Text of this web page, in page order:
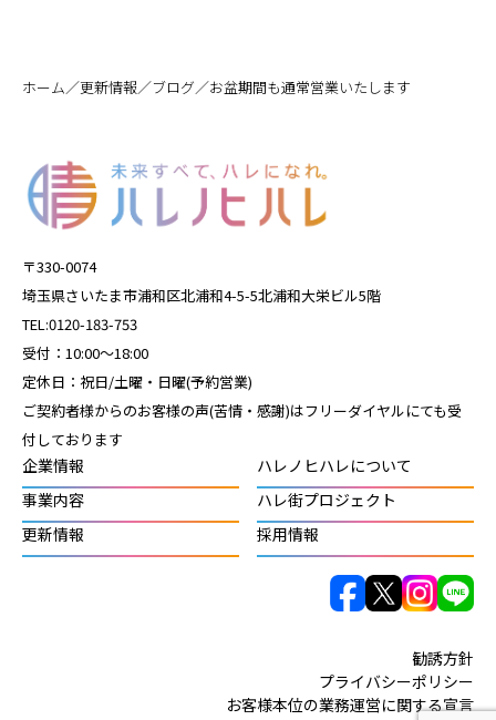
ホーム／更新情報／ブログ／お盆期間も通常営業いたします
〒330-0074
埼玉県さいたま市浦和区北浦和4-5-5北浦和大栄ビル5階
TEL:0120-183-753
受付：10:00～18:00
定休日：祝日/土曜・日曜(予約営業)
ご契約者様からのお客様の声(苦情・感謝)はフリーダイヤルにても受
付しております
企業情報
ハレノヒハレについて
事業内容
ハレ街プロジェクト
更新情報
採用情報
勧誘方針
プライバシーポリシー
お客様本位の業務運営に関する宣言